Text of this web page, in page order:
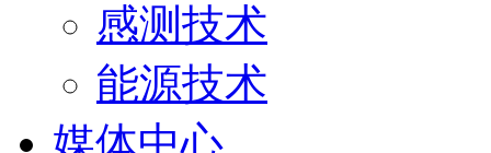
感测技术
能源技术
媒体中心